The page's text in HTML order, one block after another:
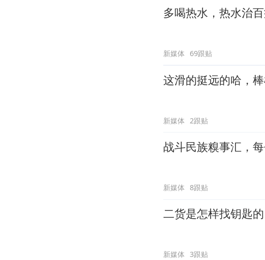
多喝热水，热水治百
新媒体 69跟贴
这滑的挺远的哈，
新媒体 2跟贴
战斗民族糗事汇，
新媒体 8跟贴
二货是怎样找钥匙的
新媒体 3跟贴